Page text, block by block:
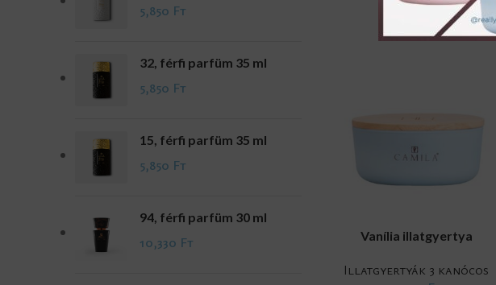
5,850 Ft
32, férfi parfüm 35 ml
5,850 Ft
15, férfi parfüm 35 ml
5,850 Ft
94, férfi parfüm 30 ml
10,330 Ft ADD TO CARTVanília illatgyertya
Illatgyertyák 3 kanócos